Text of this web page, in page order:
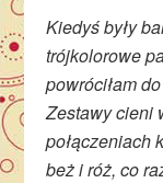
Kiedyś były
trójkolorowe
powróciłam
Zestawy cieni
połączeniach
beż i róż, co